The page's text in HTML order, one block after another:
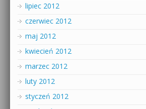
lipiec 2012
czerwiec 2012
maj 2012
kwiecień 2012
marzec 2012
luty 2012
styczeń 2012